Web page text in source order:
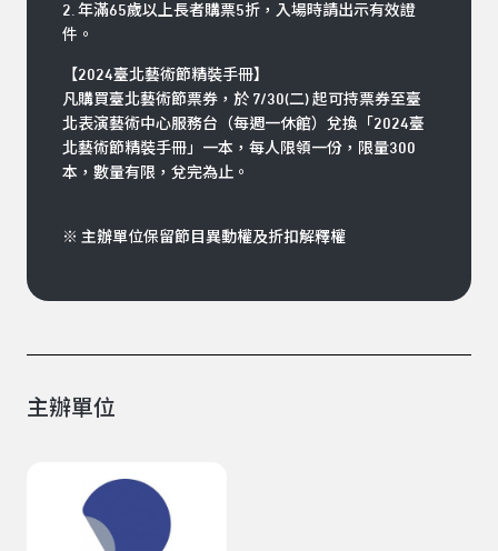
2. 年滿65歲以上長者購票5折，入場時請出示有效證
件。
【2024臺北藝術節精裝手冊】
凡購買臺北藝術節票券，於 7/30(二) 起可持票券至臺
北表演藝術中心服務台（每週一休館）兌換「2024臺
北藝術節精裝手冊」一本，每人限領一份，限量300
本，數量有限，兌完為止。
※ 主辦單位保留節目異動權及折扣解釋權
主辦單位